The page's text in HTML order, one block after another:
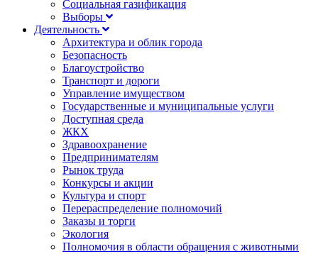
Социальная газификация
Выборы
Деятельность
Архитектура и облик города
Безопасность
Благоустройство
Транспорт и дороги
Управление имуществом
Государственные и муниципальные услуги
Доступная среда
ЖКХ
Здравоохранение
Предпринимателям
Рынок труда
Конкурсы и акции
Культура и спорт
Перераспределение полномочий
Заказы и торги
Экология
Полномочия в области обращения с животными